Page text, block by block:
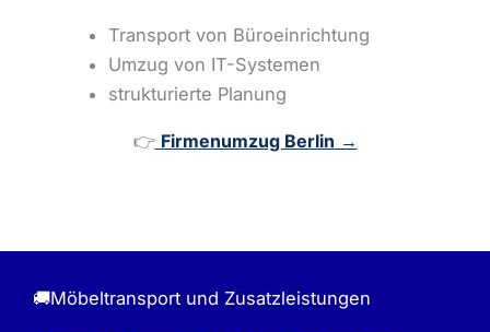
Transport von Büroeinrichtung
Umzug von IT-Systemen
strukturierte Planung
👉 Firmenumzug Berlin →
🚚Möbeltransport und Zusatzleistungen